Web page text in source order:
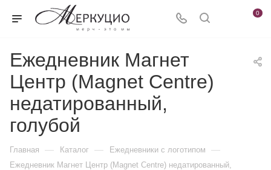
0
Ежедневник Магнет
Центр (Magnet Centre)
недатированный,
голубой
Главная — Каталог — Ежедневники c логотипом —
Ежедневник Магнет Центр (Magnet Centre) недатированный,